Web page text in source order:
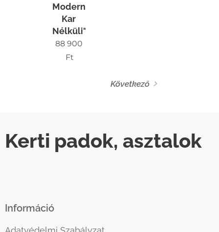
Modern
Kar
Nélküli"
88 900
Ft
Következő
Kerti padok, asztalok
Információ